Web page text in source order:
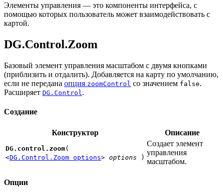
Элементы управления — это компоненты интерфейса, с
помощью которых пользователь может взаимодействовать с
картой.
DG.Control.Zoom
Базовый элемент управления масштабом с двумя кнопками
(приблизить и отдалить). Добавляется на карту по умолчанию,
если не передана опция zoomControl со значением false.
Расширяет DG.Control .
Создание
Конструктор Описание
DG.control.zoom(
<DG.Control.Zoom options> options )
Создает элемент
управления
масштабом.
Опции